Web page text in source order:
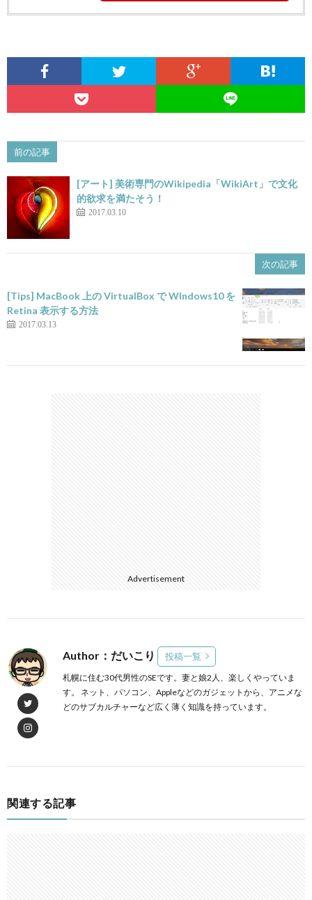
前の記事
[アート] 美術専門のWikipedia「WikiArt」で文化
的欲求を満たそう！
2017.03.10
次の記事
[Tips] MacBook 上の VirtualBox で WIndows10 を
Retina 表示する方法
2017.03.13
Advertisement
Author：だいこり 投稿一覧
札幌に住む30代男性のSEです。妻と娘2人、楽しくやっていま
す。 ネット、パソコン、Appleなどのガジェットから、アニメな
どのサブカルチャーなど広く薄く知識を持っています。
関連する記事